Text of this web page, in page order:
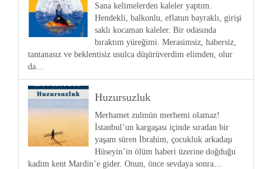
Sana kelimelerden kaleler yaptım.
Hendekli, balkonlu, eflatun bayraklı, girişi
saklı kocaman kaleler. Bir odasında
bıraktım yüreğimi. Merasimsiz, habersiz,
tantanasız ve beklentisiz usulca düşürüverdim elimden, olur
da…
Huzursuzluk
Merhamet zulmün merhemi olamaz!
İstanbul’un kargaşası içinde sıradan bir
yaşam süren İbrahim, çocukluk arkadaşı
Hüseyin’in ölüm haberi üzerine doğduğu
kadim kent Mardin’e gider. Onun, önce sevdaya sonra…